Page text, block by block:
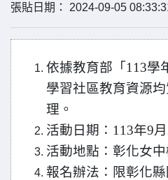
張貼日期： 2024-09-05
依據教育部「113學
學習社區教育資源
理。
活動日期：113年9
活動地點：彰化女中
報名辦法：限彰化